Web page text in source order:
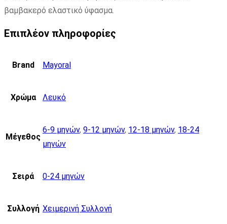
βαμβακερό ελαστικό ύφασμα.
Επιπλέον πληροφορίες
Brand Mayoral
Χρώμα Λευκό
Μέγεθος
6-9 μηνών, 9-12 μηνών, 12-18 μηνών, 18-24
μηνών
Σειρά 0-24 μηνών
Συλλογή Χειμερινή Συλλογή